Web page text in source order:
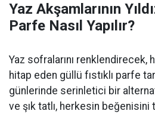
Yaz Akşamlarının
Parfe Nasıl Yapılır?
Yaz sofralarını renklendirecek,
hitap eden güllü fıstıklı parfe
günlerinde serinletici bir
ve şık tatlı, herkesin beğenisini